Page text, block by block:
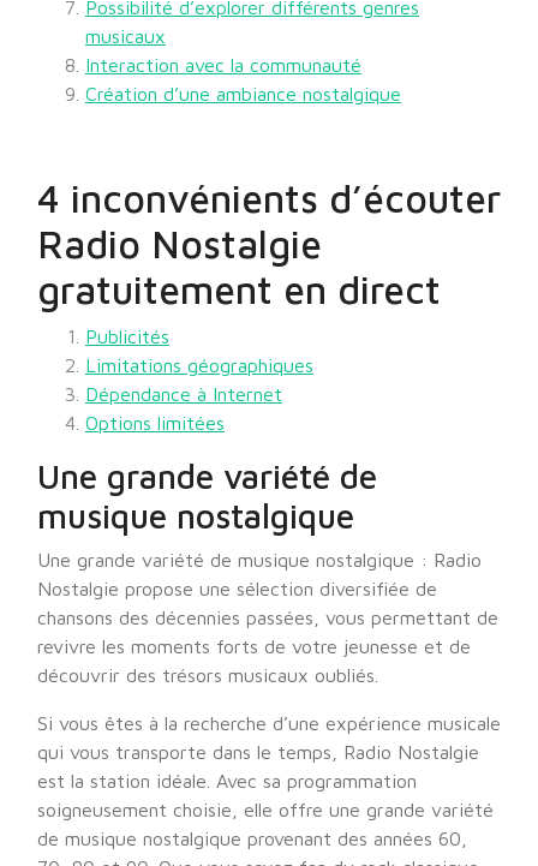
Possibilité d’explorer différents genres
musicaux
Interaction avec la communauté
Création d’une ambiance nostalgique
4 inconvénients d’écouter
Radio Nostalgie
gratuitement en direct
Publicités
Limitations géographiques
Dépendance à Internet
Options limitées
Une grande variété de
musique nostalgique
Une grande variété de musique nostalgique : Radio
Nostalgie propose une sélection diversifiée de
chansons des décennies passées, vous permettant de
revivre les moments forts de votre jeunesse et de
découvrir des trésors musicaux oubliés.
Si vous êtes à la recherche d’une expérience musicale
qui vous transporte dans le temps, Radio Nostalgie
est la station idéale. Avec sa programmation
soigneusement choisie, elle offre une grande variété
de musique nostalgique provenant des années 60,